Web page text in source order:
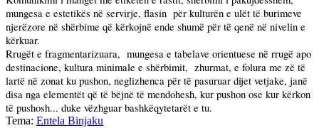
mungesa e estetikës në servirje, flasin për kulturën e ulët të burimeve
njerëzore në shërbime që kërkojnë ende shumë për të qenë në nivelin e
kërkuar.
Rrugët e fragmentarizuara, mungesa e tabelave orientuese në rrugë apo
destinacione, kultura minimale e shërbimit, zhurmat, e folura me zë të
lartë në zonat ku pushon, neglizhenca për të pasuruar dijet vetjake, janë
disa nga elementët që të bëjnë të mendohesh, kur pushon ose kur kërkon
të pushosh... duke vëzhguar bashkëqytetarët e tu.
Tema: Entela Binjaku